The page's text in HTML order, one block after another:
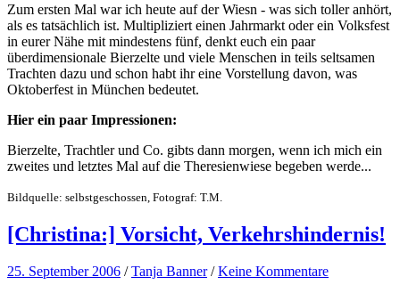
Zum ersten Mal war ich heute auf der Wiesn - was sich toller anhört,
als es tatsächlich ist. Multipliziert einen Jahrmarkt oder ein Volksfest
in eurer Nähe mit mindestens fünf, denkt euch ein paar
überdimensionale Bierzelte und viele Menschen in teils seltsamen
Trachten dazu und schon habt ihr eine Vorstellung davon, was
Oktoberfest in München bedeutet.
Hier ein paar Impressionen:
Bierzelte, Trachtler und Co. gibts dann morgen, wenn ich mich ein
zweites und letztes Mal auf die Theresienwiese begeben werde...
Bildquelle: selbstgeschossen, Fotograf: T.M.
[Christina:] Vorsicht, Verkehrshindernis!
25. September 2006 /Tanja Banner /Keine Kommentare